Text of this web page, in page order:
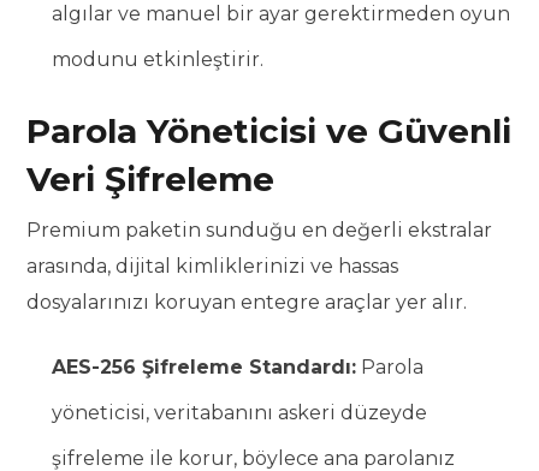
algılar ve manuel bir ayar gerektirmeden oyun
modunu etkinleştirir.
Parola Yöneticisi ve Güvenli
Veri Şifreleme
Premium paketin sunduğu en değerli ekstralar
arasında, dijital kimliklerinizi ve hassas
dosyalarınızı koruyan entegre araçlar yer alır.
AES-256 Şifreleme Standardı: Parola
yöneticisi, veritabanını askeri düzeyde
şifreleme ile korur, böylece ana parolanız